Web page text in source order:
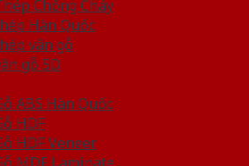
Chống Cháy
Hàn Quốc
vân gỗ
gỗ 5D
ABS Hàn Quốc
HDF
HDF Veneer